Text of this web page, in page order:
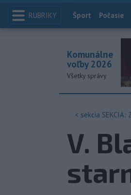
RUBRIKY Index
Šport Počasie
Komunálne
voľby 2026
Všetky správy
< sekcia SEKCIA:
V.